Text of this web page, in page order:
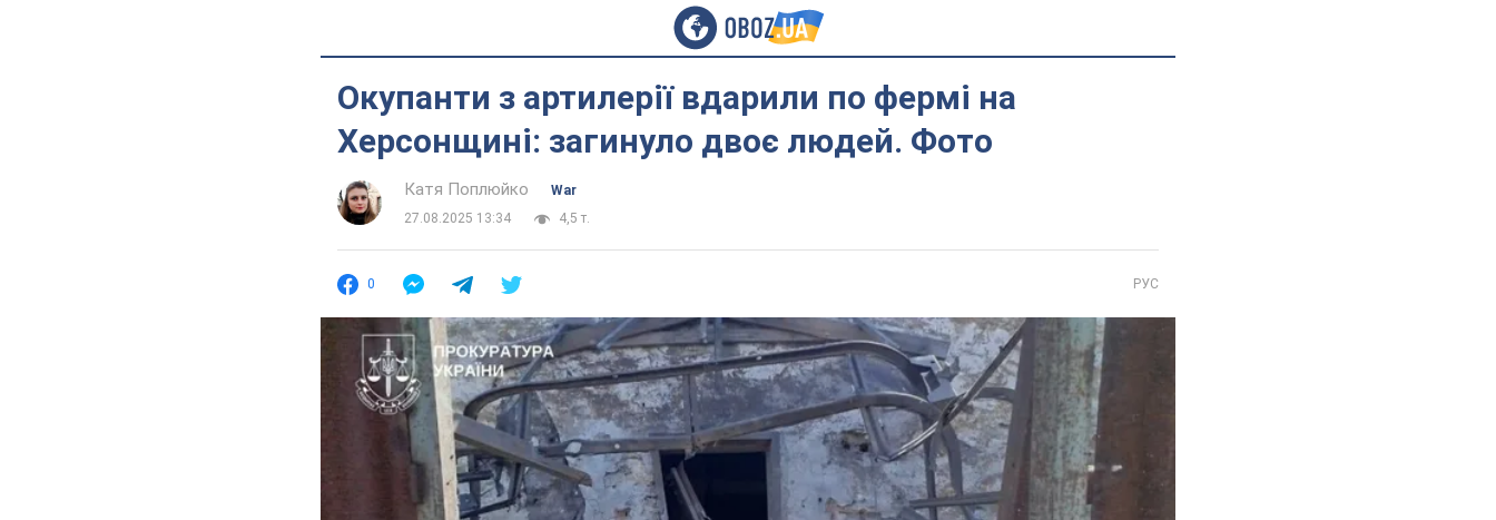
Окупанти з артилерії вдарили по фермі на
Херсонщині: загинуло двоє людей. Фото
Катя Поплюйко
War
27.08.2025 13:34
4,5 т.
0 РУС